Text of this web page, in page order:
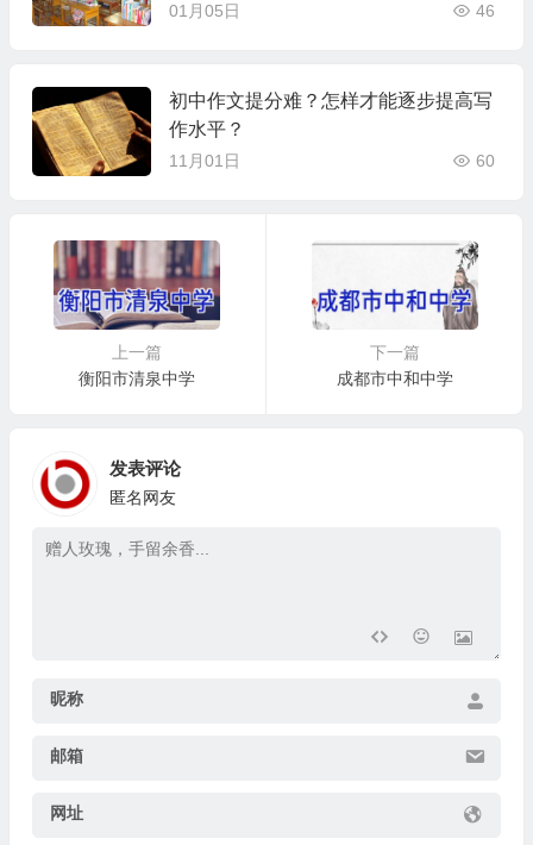
01月05日 46
初中作文提分难？怎样才能逐步提高写
作水平？
11月01日 60
上一篇
衡阳市清泉中学
下一篇
成都市中和中学
发表评论
匿名网友
昵称
邮箱
网址